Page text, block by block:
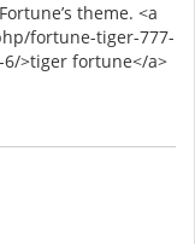
theme. <a
fortune-tiger-777-
>tiger fortune</a>